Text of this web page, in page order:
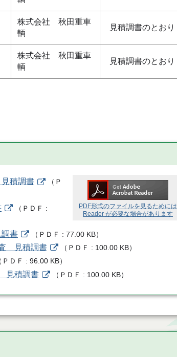
株式会社 秋田重車
輌
見積調書のとおり
株式会社 秋田重車
輌
見積調書のとおり
PDF形式のファイルを見るためには
Reader が必要な場合があります
積調書 （ Ｐ
（ ＰＤＦ
書 （ ＰＤＦ 77.00 KB）
見積調書 （ ＰＤＦ 100.00 KB）
ＰＤＦ 96.00 KB）
見積調書 （ ＰＤＦ 100.00 KB）